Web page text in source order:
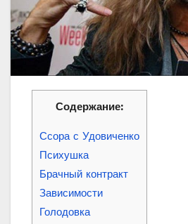
Содержание:
Ссора с Удовиченко
Психушка
Брачный контракт
Зависимости
Голодовка